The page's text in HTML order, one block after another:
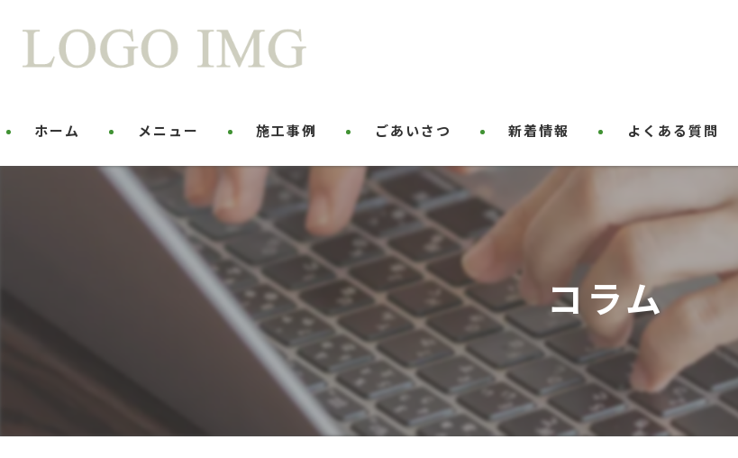
ホーム メニュー 施工事例 ごあいさつ 新着情報 よくある質問
コラム